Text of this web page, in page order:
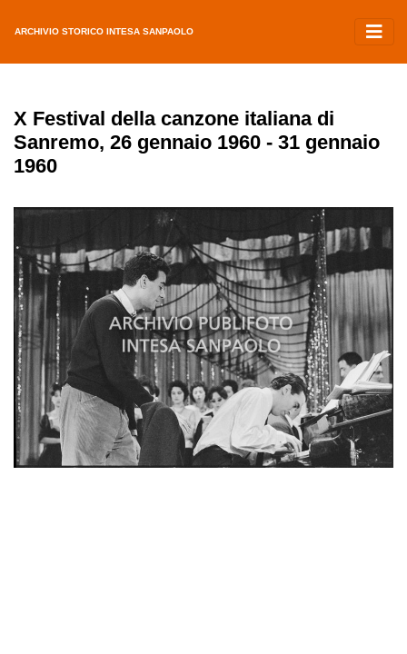
ARCHIVIO STORICO INTESA SANPAOLO
X Festival della canzone italiana di
Sanremo, 26 gennaio 1960 - 31 gennaio
1960